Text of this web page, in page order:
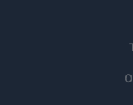
Βίντεο από την
έγκαιρη αναγνώριση